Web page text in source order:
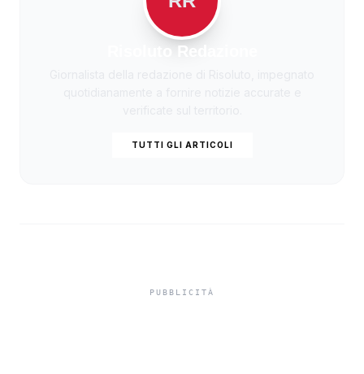
Risoluto Redazione
TUTTI GLI ARTICOLI